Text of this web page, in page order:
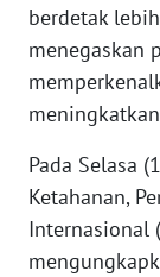
berdetak
menegaskan
Pada Selasa
Ketahanan,
Internasional
KONTAK
KAMI
IKLAN
TENTANG